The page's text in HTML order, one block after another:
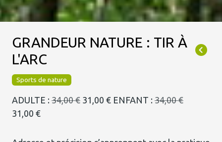
GRANDEUR NATURE : TIR À
L'ARC
Sports de nature
ADULTE : 34,00 € 31,00 € ENFANT : 34,00 €
31,00 €